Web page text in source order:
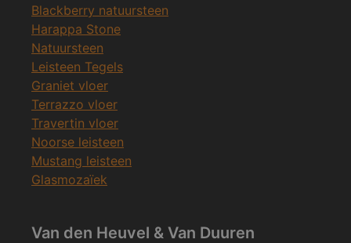
Blackberry natuursteen
Harappa Stone
Natuursteen
Leisteen Tegels
Graniet vloer
Terrazzo vloer
Travertin vloer
Noorse leisteen
Mustang leisteen
Glasmozaïek
Van den Heuvel & Van Duuren